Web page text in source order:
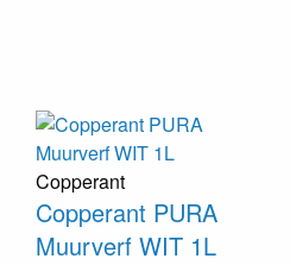
Copperant
Copperant PURA
Muurverf WIT 1L